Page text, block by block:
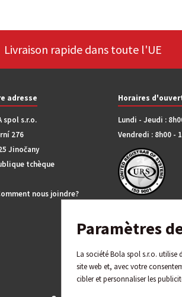
Paramètres
La société Bola spol s.r.o.
site web et, avec votre
cibler et personnaliser les
Livraison rapide dans toute l'UE
adresse
spol s.r.o.
276
Jinočany
tchèque
nous joindre?
Horaires
Lundi - Jeudi :
Vendredi : 8h00 -